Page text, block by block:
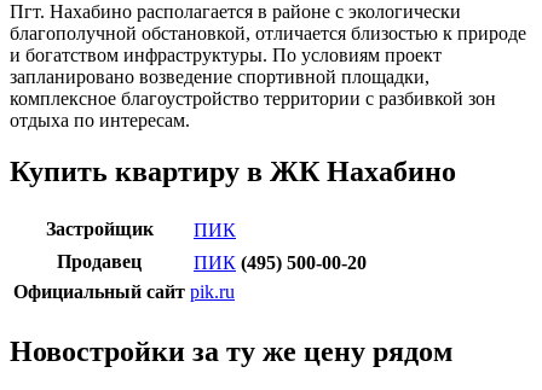
Пгт. Нахабино располагается в районе с экологически
благополучной обстановкой, отличается близостью к природе
и богатством инфраструктуры. По условиям проект
запланировано возведение спортивной площадки,
комплексное благоустройство территории с разбивкой зон
отдыха по интересам.
Купить квартиру в ЖК Нахабино
Застройщик
ПИК
Продавец
ПИК (495) 500-00-20
Официальный сайт pik.ru
Новостройки за ту же цену рядом